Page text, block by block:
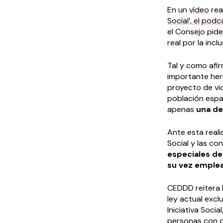
En unvídeo
Social’, el
el Consejo
real por la
Tal y como
importante
proyecto de
población
apenas una
Ante esta
Social y las
especiales
su vez
CEDDD
ley actual
Iniciativa
personas con